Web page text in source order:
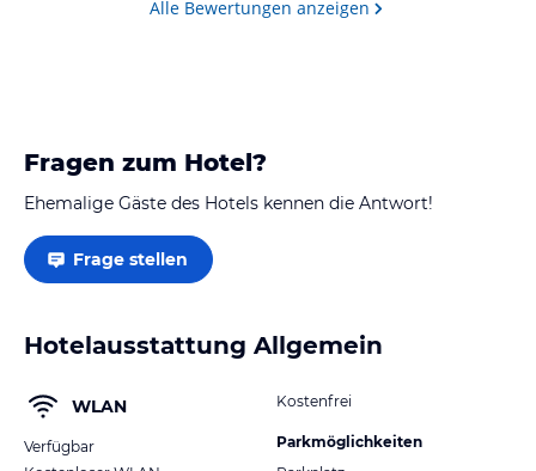
Alle Bewertungen anzeigen
Fragen zum Hotel?
Ehemalige Gäste des Hotels kennen die Antwort!
Frage stellen
Hotelausstattung Allgemein
WLAN
Verfügbar
Kostenfrei
Parkmöglichkeiten